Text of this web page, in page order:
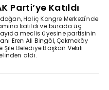
Parti’ye Katıldı
Haliç Kongre Merkezi'nde
katıldı ve burada üç
meclis üyesine partisinin
Eren Ali Bingöl, Çekmeköy
Şile Belediye Başkan Vekili
aldı.